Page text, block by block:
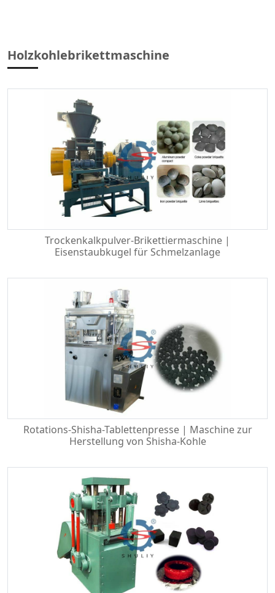
Holzkohlebrikettmaschine
Trockenkalkpulver-Brikettiermaschine |
Eisenstaubkugel für Schmelzanlage
Rotations-Shisha-Tablettenpresse | Maschine zur
Herstellung von Shisha-Kohle